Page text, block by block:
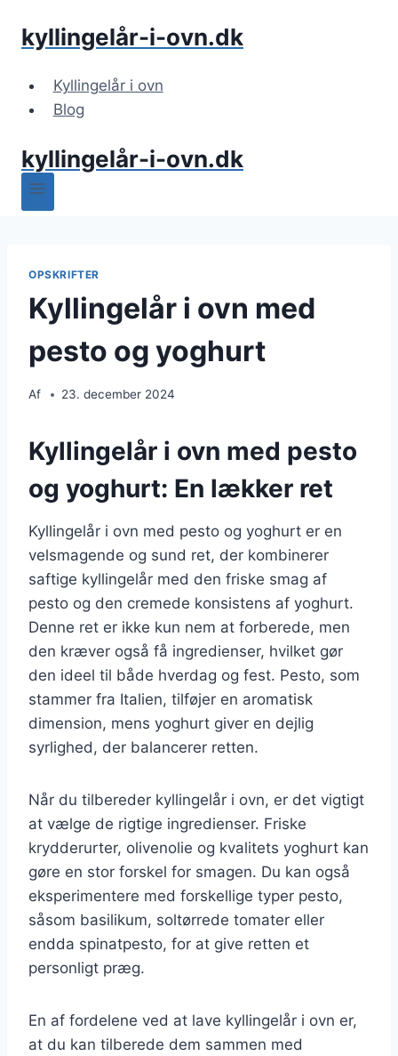
kyllingelår-i-ovn.dk
Kyllingelår i ovn
Blog
kyllingelår-i-ovn.dk
OPSKRIFTER
Kyllingelår i ovn med
pesto og yoghurt
Af 23. december 2024
Kyllingelår i ovn med pesto
og yoghurt: En lækker ret
Kyllingelår i ovn med pesto og yoghurt er en
velsmagende og sund ret, der kombinerer
saftige kyllingelår med den friske smag af
pesto og den cremede konsistens af yoghurt.
Denne ret er ikke kun nem at forberede, men
den kræver også få ingredienser, hvilket gør
den ideel til både hverdag og fest. Pesto, som
stammer fra Italien, tilføjer en aromatisk
dimension, mens yoghurt giver en dejlig
syrlighed, der balancerer retten.
Når du tilbereder kyllingelår i ovn, er det vigtigt
at vælge de rigtige ingredienser. Friske
krydderurter, olivenolie og kvalitets yoghurt kan
gøre en stor forskel for smagen. Du kan også
eksperimentere med forskellige typer pesto,
såsom basilikum, soltørrede tomater eller
endda spinatpesto, for at give retten et
personligt præg.
En af fordelene ved at lave kyllingelår i ovn er,
at du kan tilberede dem sammen med